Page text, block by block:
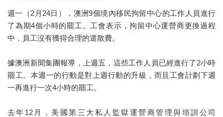
週一（2月24日），澳洲9個境內移民拘留中心的工作人員進行
了為期4個小時的罷工。工會表示，拘留中心運營商更換過程
中，員工沒有獲得合理的遣散費。
據澳洲新聞集團報導，上週五，這些工作人員已經進行了2小時
罷工。本週一的行動是對上週行動的升級，而且工會計劃下週
一再進行一次4小時的罷工。
去年12月，美國第三大私人監獄運營商管理與培訓公司